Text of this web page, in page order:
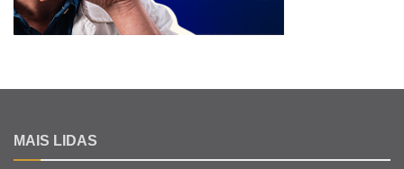
MAIS LIDAS